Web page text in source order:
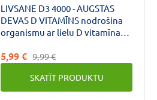
LIVSANE D3 4000 - AUGSTAS
DEVAS D VITAMĪNS nodrošina
organismu ar lielu D vitamīna
kaulu un zobu veselību,
normālu muskuļu darbību un
veicina normālu imūnsistēmas
darbību.
5,99 € 9,99 €
SKATĪT PRODUKTU